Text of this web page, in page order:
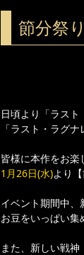
節分祭
日頃より「ラスト
「ラスト・ラグ
皆様に本作をお楽
1月26日(水)より
イベント期間中、
お豆をいっぱい集
また、新しい戦神